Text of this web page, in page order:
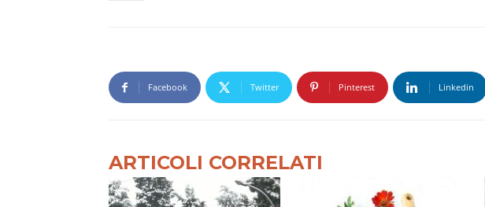
Facebook Twitter Pinterest Linkedin
ARTICOLI CORRELATI